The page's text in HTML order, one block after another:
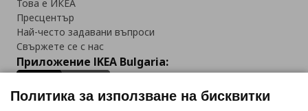
Това е ИКЕА
Пресцентър
Най-често задавани въпроси
Свържете се с нас
Приложение IKEA Bulgaria:
Политика за използване на бисквитки